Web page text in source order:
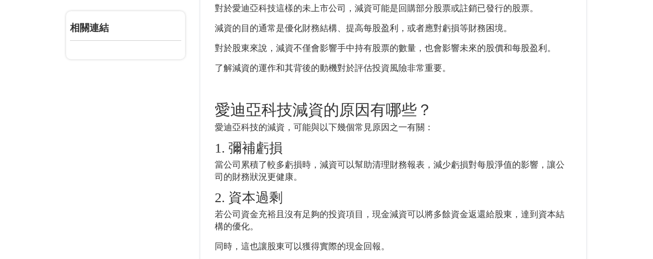
相關連結
對於愛迪亞科技這樣的未上市公司，減資可能是回購部分股票或註銷已發行的股票。
減資的目的通常是優化財務結構、提高每股盈利，或者應對虧損等財務困境。
對於股東來說，減資不僅會影響手中持有股票的數量，也會影響未來的股價和每股盈利。
了解減資的運作和其背後的動機對於評估投資風險非常重要。
愛迪亞科技減資的原因有哪些？
愛迪亞科技的減資，可能與以下幾個常見原因之一有關：
1. 彌補虧損
當公司累積了較多虧損時，減資可以幫助清理財務報表，減少虧損對每股淨值的影響，讓公
司的財務狀況更健康。
2. 資本過剩
若公司資金充裕且沒有足夠的投資項目，現金減資可以將多餘資金返還給股東，達到資本結
構的優化。
同時，這也讓股東可以獲得實際的現金回報。